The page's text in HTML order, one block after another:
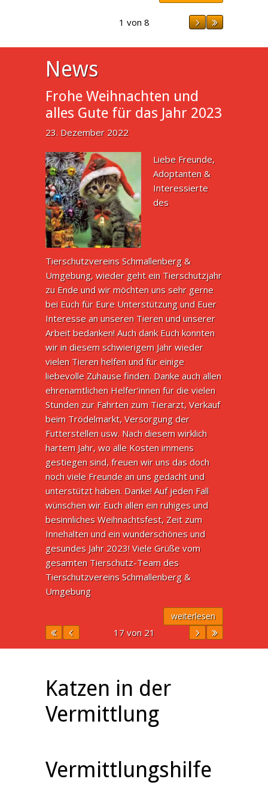
1 von 8
News
Frohe Weihnachten und
alles Gute für das Jahr 2023
23. Dezember 2022
Liebe Freunde,
Adoptanten &
Interessierte
des
Tierschutzvereins Schmallenberg &
Umgebung, wieder geht ein Tierschutzjahr
zu Ende und wir möchten uns sehr gerne
bei Euch für Eure Unterstützung und Euer
Interesse an unseren Tieren und unserer
Arbeit bedanken! Auch dank Euch konnten
wir in diesem schwierigem Jahr wieder
vielen Tieren helfen und für einige
liebevolle Zuhause finden. Danke auch allen
ehrenamtlichen Helfer‘innen für die vielen
Stunden zur Fahrten zum Tierarzt, Verkauf
beim Trödelmarkt, Versorgung der
Futterstellen usw. Nach diesem wirklich
hartem Jahr, wo alle Kosten immens
gestiegen sind, freuen wir uns das doch
noch viele Freunde an uns gedacht und
unterstützt haben. Danke! Auf jeden Fall
wünschen wir Euch allen ein ruhiges und
besinnliches Weihnachtsfest, Zeit zum
Innehalten und ein wunderschönes und
gesundes Jahr 2023! Viele Grüße vom
gesamten Tierschutz-Team des
Tierschutzvereins Schmallenberg &
Umgebung
weiterlesen
17 von 21
Katzen in der
Vermittlung
Vermittlungshilfe